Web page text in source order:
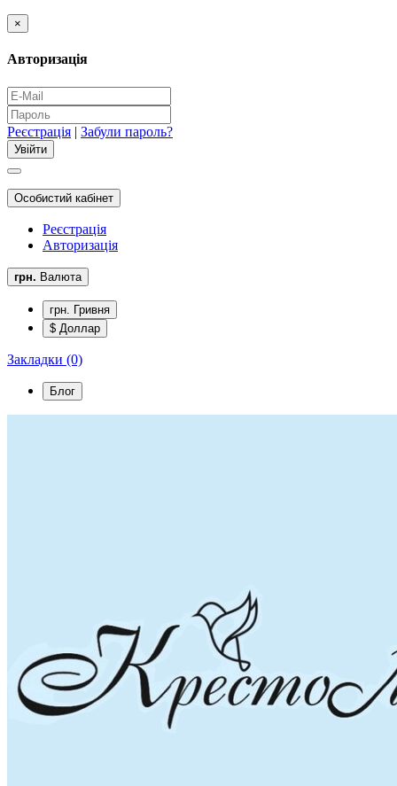
×
Авторизація
Реєстрація | Забули пароль?
Особистий кабінет
Реєстрація
Авторизація
грн. Валюта
грн. Гривня
$ Доллар
Закладки (0)
Блог